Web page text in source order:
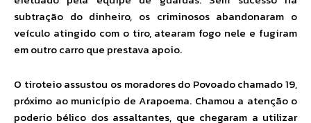
subtração do dinheiro, os criminosos abandonaram o
veículo atingido com o tiro, atearam fogo nele e fugiram
em outro carro que prestava apoio.
O tiroteio assustou os moradores do Povoado chamado 19,
próximo ao município de Arapoema. Chamou a atenção o
poderio bélico dos assaltantes, que chegaram a utilizar